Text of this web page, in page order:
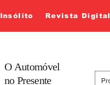
Insólito Revista Digital
O Automóvel
no Presente